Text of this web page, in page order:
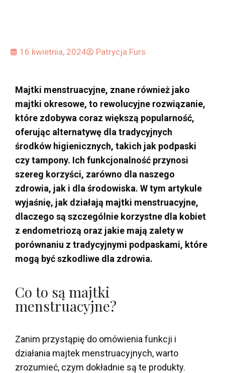
16 kwietnia, 2024 Patrycja Furs
Majtki menstruacyjne, znane również jako
majtki okresowe, to rewolucyjne rozwiązanie,
które zdobywa coraz większą popularność,
oferując alternatywę dla tradycyjnych
środków higienicznych, takich jak podpaski
czy tampony. Ich funkcjonalność przynosi
szereg korzyści, zarówno dla naszego
zdrowia, jak i dla środowiska. W tym artykule
wyjaśnię, jak działają majtki menstruacyjne,
dlaczego są szczególnie korzystne dla kobiet
z endometriozą oraz jakie mają zalety w
porównaniu z tradycyjnymi podpaskami, które
mogą być szkodliwe dla zdrowia.
Co to są majtki
menstruacyjne?
Zanim przystąpię do omówienia funkcji i
działania majtek menstruacyjnych, warto
zrozumieć, czym dokładnie są te produkty.